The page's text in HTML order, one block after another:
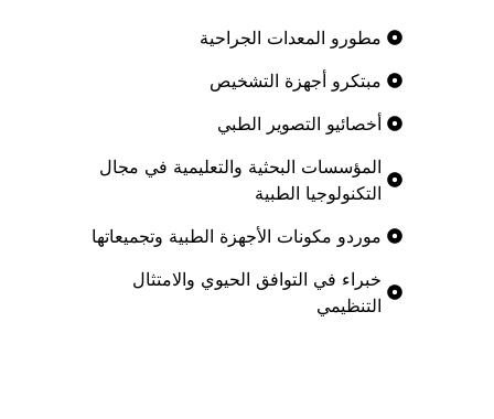
مطورو المعدات الجراحية
مبتكرو أجهزة التشخيص
أخصائيو التصوير الطبي
المؤسسات البحثية والتعليمية في مجال
التكنولوجيا الطبية
موردو مكونات الأجهزة الطبية وتجميعاتها
خبراء في التوافق الحيوي والامتثال
التنظيمي